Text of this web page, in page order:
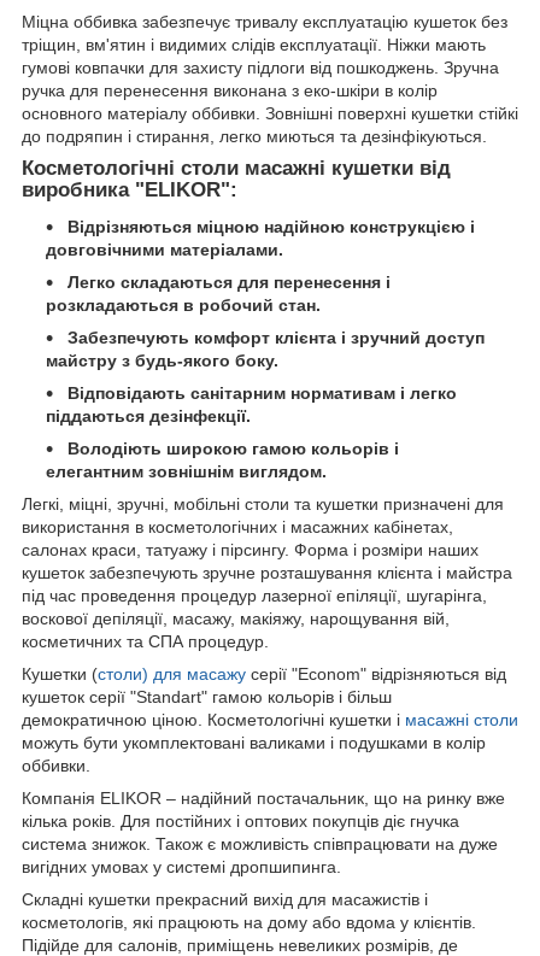
Міцна оббивка забезпечує тривалу експлуатацію кушеток без
тріщин, вм'ятин і видимих слідів експлуатації. Ніжки мають
гумові ковпачки для захисту підлоги від пошкоджень. Зручна
ручка для перенесення виконана з еко-шкіри в колір
основного матеріалу оббивки. Зовнішні поверхні кушетки стійкі
до подряпин і стирання, легко миються та дезінфікуються.
Косметологічні столи масажні кушетки від
виробника "ELIKOR":
Відрізняються міцною надійною конструкцією і
довговічними матеріалами.
Легко складаються для перенесення і
розкладаються в робочий стан.
Забезпечують комфорт клієнта і зручний доступ
майстру з будь-якого боку.
Відповідають санітарним нормативам і легко
піддаються дезінфекції.
Володіють широкою гамою кольорів і
елегантним зовнішнім виглядом.
Легкі, міцні, зручні, мобільні столи та кушетки призначені для
використання в косметологічних і масажних кабінетах,
салонах краси, татуажу і пірсингу. Форма і розміри наших
кушеток забезпечують зручне розташування клієнта і майстра
під час проведення процедур лазерної епіляції, шугарінга,
воскової депіляції, масажу, макіяжу, нарощування вій,
косметичних та СПА процедур.
Кушетки (столи) для масажу серії "Econom" відрізняються від
кушеток серії "Standart" гамою кольорів і більш
демократичною ціною. Косметологічні кушетки і масажні столи
можуть бути укомплектовані валиками і подушками в колір
оббивки.
Компанія ELIKOR – надійний постачальник, що на ринку вже
кілька років. Для постійних і оптових покупців діє гнучка
система знижок. Також є можливість співпрацювати на дуже
вигідних умовах у системі дропшипинга.
Складні кушетки прекрасний вихід для масажистів і
косметологів, які працюють на дому або вдома у клієнтів.
Підійде для салонів, приміщень невеликих розмірів, де